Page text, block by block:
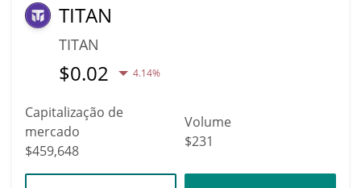
TITAN
TITAN
$0.02 4.14%
Capitalização de
mercado
$459,648
Volume
$231